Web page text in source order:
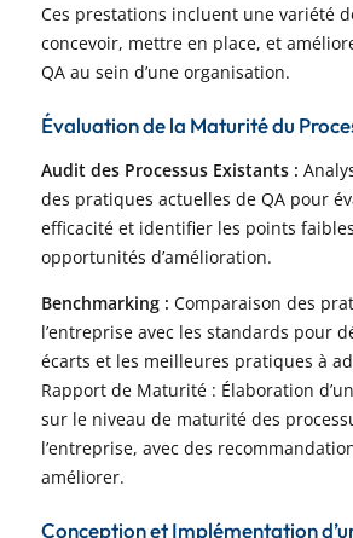
Ces prestations incluent une variété
concevoir, mettre en place, et
QA au sein d’une organisation.
Évaluation de la Maturité du
Audit des Processus Existants :
des pratiques actuelles de QA pour
efficacité et identifier les points
opportunités d’amélioration.
Benchmarking : Comparaison des
l’entreprise avec les standards pour
écarts et les meilleures pratiques à
Rapport de Maturité : Élaboration
sur le niveau de maturité des
l’entreprise, avec des
améliorer.
Conception et Implémentation